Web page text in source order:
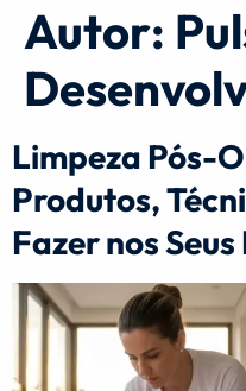
Autor:
Limpeza Pós-
Produtos,
Fazer nos